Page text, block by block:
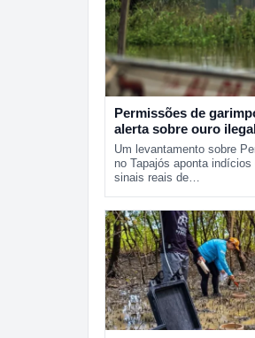
Permissões de
alerta sobre ouro
mercúrio
Um levantamento sobre
no Tapajós aponta
sinais reais de…